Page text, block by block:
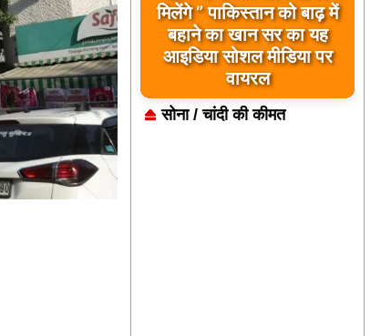
बिलावल भुट्टो द्वारा सिंधु नदी
और भारत को लेकर दिए गए
बयान पर भारत के केंद्रीय
मंत्रियों की कड़ी प्रतिक्रिया
सोना / चांदी की कीमत